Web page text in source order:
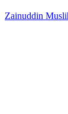
Zainuddin